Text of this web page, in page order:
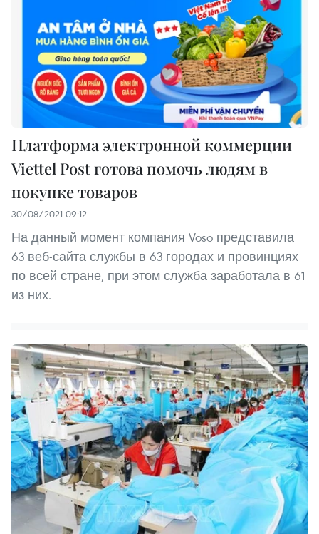
Платформа электронной коммерции
Viettel Post готова помочь людям в
покупке товаров
30/08/2021 09:12
На данный момент компания Voso представила
63 веб-сайта службы в 63 городах и провинциях
по всей стране, при этом служба заработала в 61
из них.